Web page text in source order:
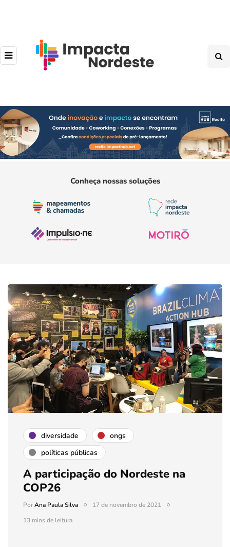
Conheça nossas soluções
diversidade
ongs
políticas públicas
A participação do Nordeste na
COP26
PorAna Paula Silva
17 de novembro de 2021
13 mins de leitura